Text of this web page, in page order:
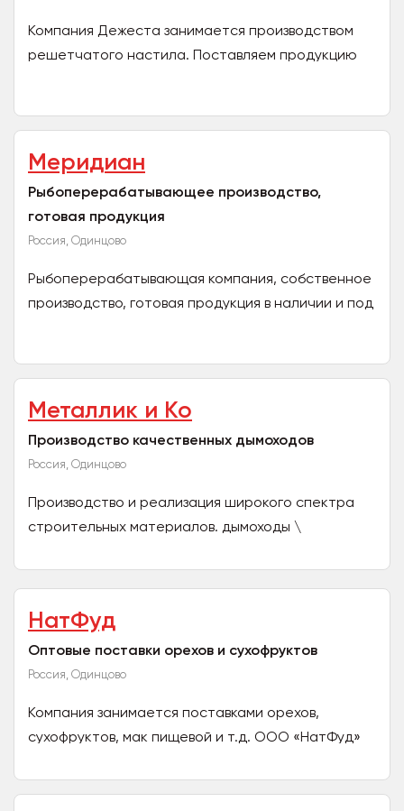
Компания Дежеста занимается производством
решетчатого настила. Поставляем продукцию
Меридиан
Рыбоперерабатывающее производство,
готовая продукция
Россия, Одинцово
Рыбоперерабатывающая компания, собственное
производство, готовая продукция в наличии и под
Металлик и Ко
Производство качественных дымоходов
Россия, Одинцово
Производство и реализация широкого спектра
строительных материалов. дымоходы \
софиты\ штакетник \...
НатФуд
Оптовые поставки орехов и сухофруктов
Россия, Одинцово
Компания занимается поставками орехов,
сухофруктов, мак пищевой и т.д. ООО «НатФуд»
продаже орехов и...